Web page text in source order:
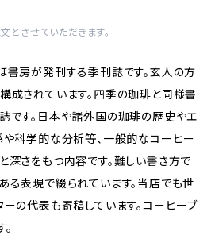
とさせていただきます。
書房が発刊する季刊誌です。玄人の方
成されています。四季の珈琲と同様書
です。日本や諸外国の珈琲の歴史やエ
や科学的な分析等、一般的なコーヒー
深さをもつ内容です。難しい書き方で
る表現で綴られています。当店でも世
の代表も寄稿しています。コーヒーブ